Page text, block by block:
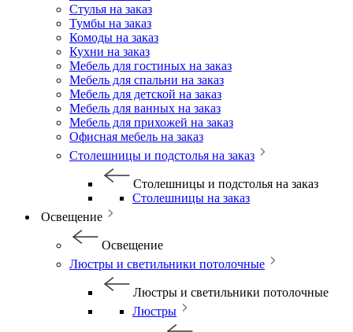
Стулья на заказ
Тумбы на заказ
Комоды на заказ
Кухни на заказ
Мебель для гостиных на заказ
Мебель для спальни на заказ
Мебель для детской на заказ
Мебель для ванных на заказ
Мебель для прихожей на заказ
Офисная мебель на заказ
Столешницы и подстолья на заказ
Столешницы и подстолья на заказ
Столешницы на заказ
Освещение
Освещение
Люстры и светильники потолочные
Люстры и светильники потолочные
Люстры